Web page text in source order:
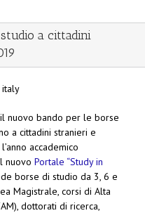
a cittadini
nuovo bando per le borse
a cittadini stranieri e
accademico
nuovo Portale “Study in
borse di studio da 3, 6 e
Magistrale, corsi di Alta
dottorati di ricerca,